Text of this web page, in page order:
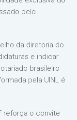
pelo
da diretoria do
e indicar
brasileiro
pela UINL é
reforça o convite